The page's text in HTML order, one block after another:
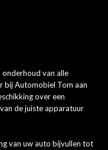
van alle
bij Automobiel Tom aan
over een
de juiste apparatuur
van uw auto bijvullen tot